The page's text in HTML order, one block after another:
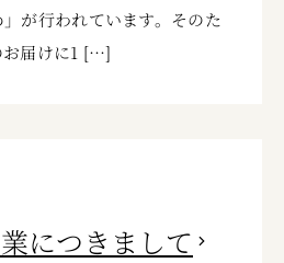
が行われています。そのた
お届けに1 […]
につきまして